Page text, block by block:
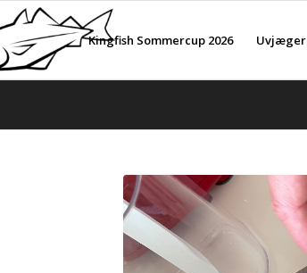
Kingfish Sommercup 2026